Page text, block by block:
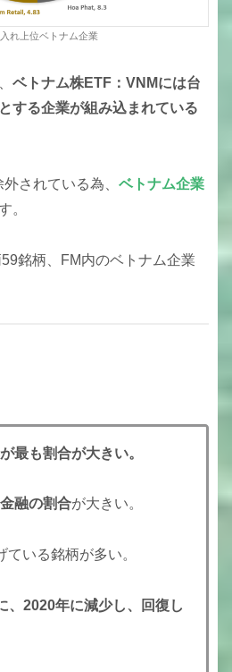
れ上位ベトナム企業
ベトナム株ETF：VNMには台
する企業が組み込まれている
されている為、 ベトナム企業
。
銘柄、FM内のベトナム企業
最も割合が大きい。
金融の割合が大きい。
ている銘柄が多い。
、2020年に減少し、回復し